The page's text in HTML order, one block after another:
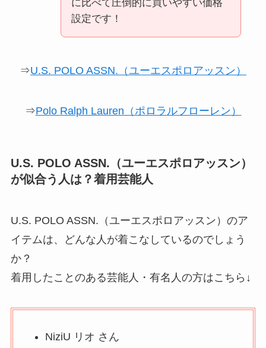
に比べて圧倒的に買いやすい価格
設定です！
⇒U.S. POLO ASSN.（ユーエスポロアッスン）
⇒Polo Ralph Lauren（ポロラルフローレン）
U.S. POLO ASSN.（ユーエスポロアッスン）
が似合う人は？着用芸能人
U.S. POLO ASSN.（ユーエスポロアッスン）のア
イテムは、どんな人が着こなしているのでしょう
か？
着用したことのある芸能人・有名人の方はこちら↓
NiziU リオ さん